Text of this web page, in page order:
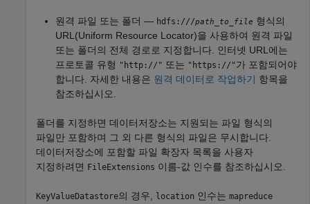
원격 파일 또는 폴더 — hdfs:///path_to_file 형식의
URL(Uniform Resource Locator)을 사용하여 원격 파일
또는 폴더의 전체 경로로 지정합니다. 인터넷 URL에는
프로토콜 유형 "http://" 또는 "https://"가 포함되어야
합니다. 자세한 내용은 원격 데이터로 작업하기 항목을
참조하십시오.
폴더를 지정하면 데이터저장소는 지원되는 파일 형식의
파일만 포함하며 그 외 다른 형식의 파일은 무시합니다.
데이터저장소에 포함할 파일 확장자 목록을 사용자
지정하려면 FileExtensions 이름-값 인수를 참조하십시오.
KeyValueDatastore의 경우, location 인수는 mapreduce